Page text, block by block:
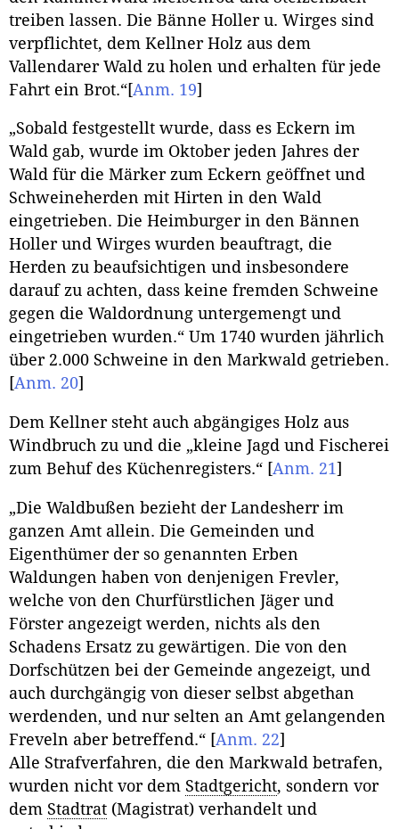
treiben lassen. Die Bänne Holler u. Wirges sind
verpflichtet, dem Kellner Holz aus dem
Vallendarer Wald zu holen und erhalten für jede
Fahrt ein Brot.“[Anm. 19]
„Sobald festgestellt wurde, dass es Eckern im
Wald gab, wurde im Oktober jeden Jahres der
Wald für die Märker zum Eckern geöffnet und
Schweineherden mit Hirten in den Wald
eingetrieben. Die Heimburger in den Bännen
Holler und Wirges wurden beauftragt, die
Herden zu beaufsichtigen und insbesondere
darauf zu achten, dass keine fremden Schweine
gegen die Waldordnung untergemengt und
eingetrieben wurden.“ Um 1740 wurden jährlich
über 2.000 Schweine in den Markwald getrieben.
[Anm. 20]
Dem Kellner steht auch abgängiges Holz aus
Windbruch zu und die „kleine Jagd und Fischerei
zum Behuf des Küchenregisters.“ [Anm. 21]
„Die Waldbußen bezieht der Landesherr im
ganzen Amt allein. Die Gemeinden und
Eigenthümer der so genannten Erben
Waldungen haben von denjenigen Frevler,
welche von den Churfürstlichen Jäger und
Förster angezeigt werden, nichts als den
Schadens Ersatz zu gewärtigen. Die von den
Dorfschützen bei der Gemeinde angezeigt, und
auch durchgängig von dieser selbst abgethan
werdenden, und nur selten an Amt gelangenden
Freveln aber betreffend.“ [Anm. 22]
Alle Strafverfahren, die den Markwald betrafen,
wurden nicht vor dem Stadtgericht, sondern vor
dem Stadtrat (Magistrat) verhandelt und